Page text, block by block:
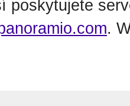
poskytujete
.